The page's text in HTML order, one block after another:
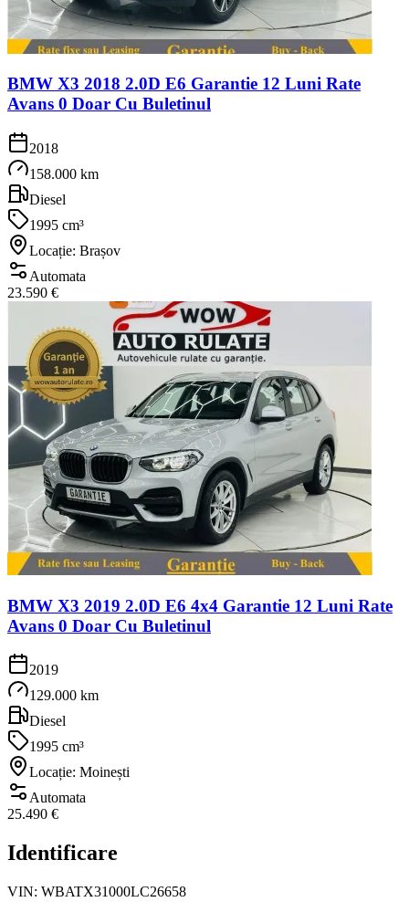
BMW X3 2018 2.0D E6 Garantie 12 Luni Rate
Avans 0 Doar Cu Buletinul
2018
158.000 km
Diesel
1995 cm³
Locație: Brașov
Automata
23.590 €
BMW X3 2019 2.0D E6 4x4 Garantie 12 Luni Rate
Avans 0 Doar Cu Buletinul
2019
129.000 km
Diesel
1995 cm³
Locație: Moinești
Automata
25.490 €
Identificare
VIN: WBATX31000LC26658